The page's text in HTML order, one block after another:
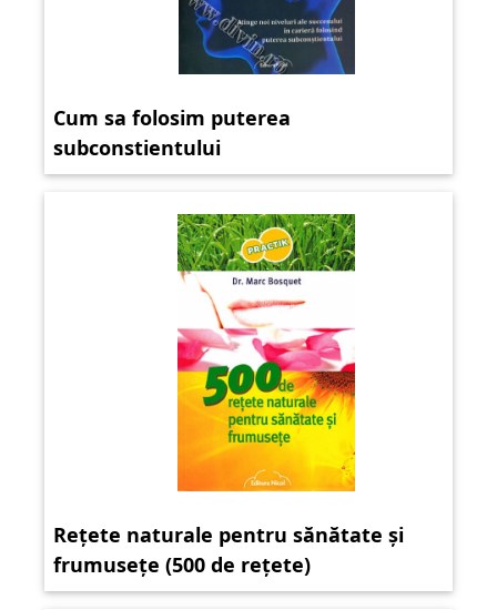
Cum sa folosim puterea
subconstientului
Rețete naturale pentru sănătate și
frumusețe (500 de rețete)